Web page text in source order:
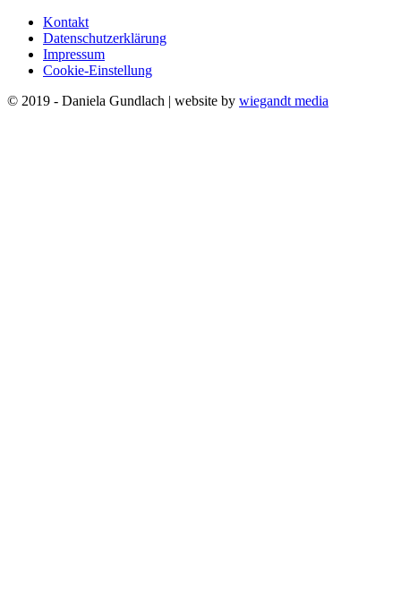
Kontakt
Datenschutzerklärung
Impressum
Cookie-Einstellung
© 2019 - Daniela Gundlach | website by wiegandt media